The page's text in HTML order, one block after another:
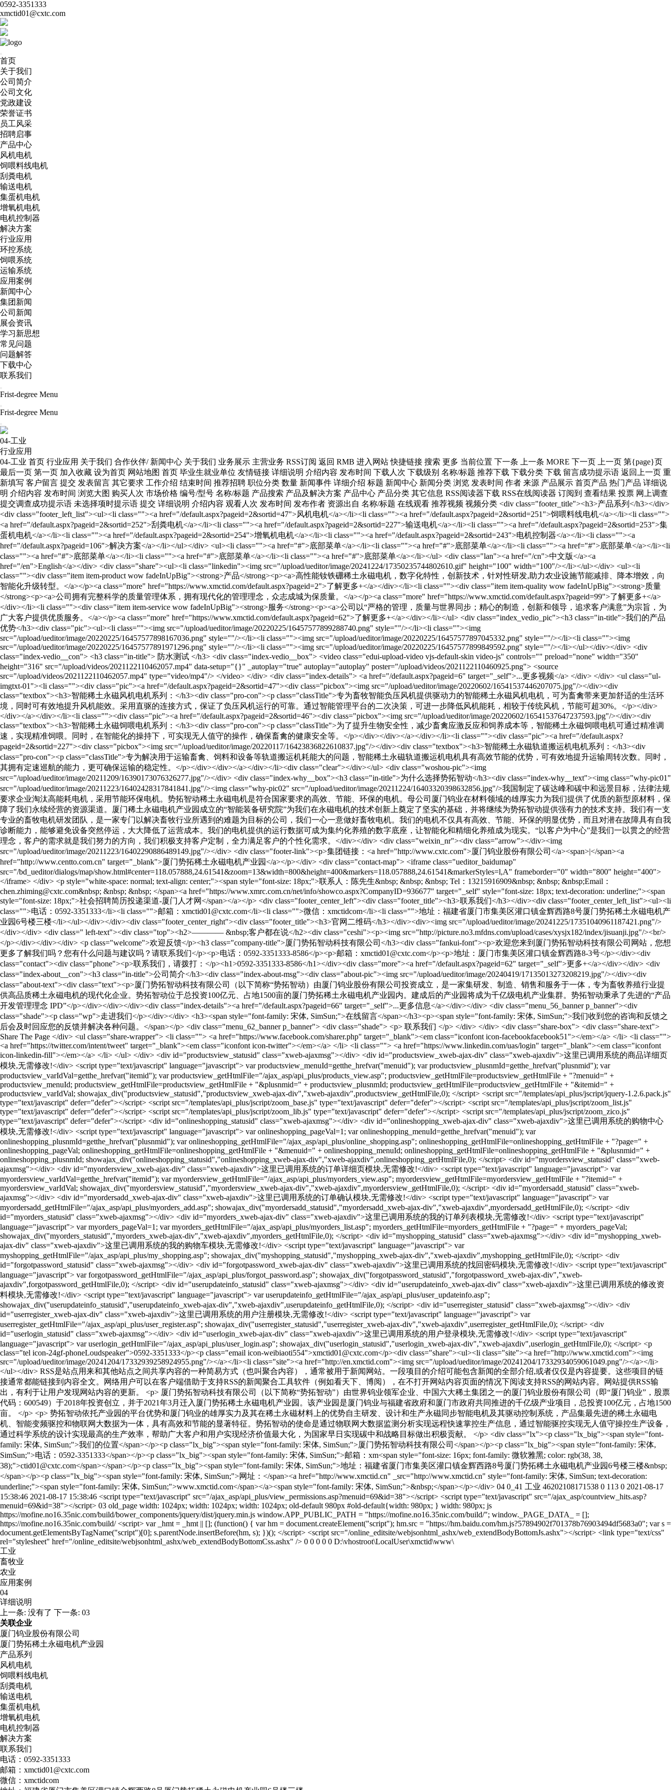
0592-3351333
xmctid01@cxtc.com
首页
关于我们
公司简介
公司文化
党政建设
荣誉证书
员工风采
招聘启事
产品中心
风机电机
饲喂料线电机
刮粪电机
输送电机
集蛋机电机
增氧机电机
电机控制器
解决方案
行业应用
环控系统
饲喂系统
运输系统
应用案例
新闻中心
集团新闻
公司新闻
展会资讯
学习新思想
常见问题
问题解答
下载中心
联系我们
Frist-degree Menu
Frist-degree Menu
04-工业
行业应用
04-工业 首页 行业应用 关于我们 合作伙伴/ 新闻中心 关于我们 业务展示 主营业务 RSS订阅 返回 RMB 进入网站 快捷链接 搜索 更多 当前位置 下一条 上一条 MORE 下一页 上一页 第{page}页 最后一页 第一页 加入收藏 设为首页 网站地图 首页 毕业生就业单位 友情链接 详细说明 介绍内容 发布时间 下载人次 下载级别 名称/标题 推荐下载 下载分类 下载 留言成功提示语 返回上一页 重新填写 客户留言 提交 发表留言 其它要求 工作介绍 结束时间 推荐招聘 职位分类 数量 新闻事件 详细介绍 标题 新闻中心 新闻分类 浏览 发表时间 作者 来源 产品展示 首页产品 热门产品 详细说明 介绍内容 发布时间 浏览大图 购买人次 市场价格 编号/型号 名称/标题 产品搜索 产品及解决方案 产品中心 产品分类 其它信息 RSS阅读器下载 RSS在线阅读器 订阅到 查看结果 投票 网上调查 提交调查成功提示语 未选择项时提示语 提交 详细说明 介绍内容 观看人次 发布时间 发布作者 资源出自 名称/标题 在线观看 推荐视频 视频分类 <div class="footer_title"><h3>产品系列</h3></div><div class="footer_left_list"><ul><li class=""><a href="/default.aspx?pageid=2&sortid=47">风机电机</a></li><li class=""><a href="/default.aspx?pageid=2&sortid=251">饲喂料线电机</a></li><li class=""><a href="/default.aspx?pageid=2&sortid=252">刮粪电机</a></li><li class=""><a href="/default.aspx?pageid=2&sortid=227">输送电机</a></li><li class=""><a href="/default.aspx?pageid=2&sortid=253">集蛋机电机</a></li><li class=""><a href="/default.aspx?pageid=2&sortid=254">增氧机电机</a></li><li class=""><a href="/default.aspx?pageid=2&sortid=243">电机控制器</a></li><li class=""><a href="/default.aspx?pageid=106">解决方案</a></li></ul></div> <ul><li class=""><a href="#">底部菜单</a></li><li class=""><a href="#">底部菜单</a></li><li class=""><a href="#">底部菜单</a></li><li class=""><a href="#">底部菜单</a></li><li class=""><a href="#">底部菜单</a></li><li class=""><a href="#">底部菜单</a></li></ul> <div class="lan"><a href="/cn">中文版</a><a href="/en">English</a></div> <div class="share"><ul><li class="linkedin"><img src="/upload/ueditor/image/20241224/17350235744802610.gif" height="100" width="100"/></li></ul></div> <ul><li class=""><div class="item item-product wow fadeInUpBig"><strong>产品</strong><p><a>高性能钕铁硼稀土永磁电机，数字化特性，创新技术，针对性研发,助力农业设施节能减排、降本增效，向智能化升级转型。</a></p><a class="more" href="https://www.xmctid.com/default.aspx?pageid=2">了解更多+</a></div></li><li class=""><div class="item item-quality wow fadeInUpBig"><strong>质量</strong><p><a>公司拥有完整科学的质量管理体系，拥有现代化的管理理念，众志成城为保质量。</a></p><a class="more" href="https://www.xmctid.com/default.aspx?pageid=99">了解更多+</a></div></li><li class=""><div class="item item-service wow fadeInUpBig"><strong>服务</strong><p><a>公司以“严格的管理，质量与世界同步；精心的制造，创新和领导，追求客户满意”为宗旨，为广大客户提供优质服务。</a></p><a class="more" href="https://www.xmctid.com/default.aspx?pageid=62">了解更多+</a></div></li></ul> <div class="index_vedio_pic"><h3 class="in-title">我们的产品优势</h3><div class="pic"><ul><li class=""><img src="/upload/ueditor/image/20220225/16457577899288740.png" style=""/></li><li class=""><img src="/upload/ueditor/image/20220225/16457577898167036.png" style=""/></li><li class=""><img src="/upload/ueditor/image/20220225/16457577897045332.png" style=""/></li><li class=""><img src="/upload/ueditor/image/20220225/16457577891971296.png" style=""/></li><li class=""><img src="/upload/ueditor/image/20220225/16457577899849592.png" style=""/></li></ul></div></div> <div class="index-vedio__con"> <h3 class="in-title"> 防水测试 </h3> <div class="index-vedio__box"> <video class="edui-upload-video vjs-default-skin video-js" controls="" preload="none" width="350" height="316" src="/upload/videos/2021122110462057.mp4" data-setup="{}" _autoplay="true" autoplay="autoplay" poster="/upload/videos/2021122110460925.png"> <source src="/upload/videos/2021122110462057.mp4" type="video/mp4"/> </video> </div> <div class="index-details"> <a href="/default.aspx?pageid=6" target="_self">...更多视频</a> </div> </div> <ul class="ul-imgtxt-01"><li class=""><div class="pic"><a href="/default.aspx?pageid=2&sortid=47"><div class="picbox"><img src="/upload/ueditor/image/20220602/16541537446207075.jpg"/></div><div class="textbox"><h3>智能稀土永磁风机电机系列：</h3><div class="pro-con"><p class="classTitle">专为畜牧智能负压风机提供驱动力的智能稀土永磁风机电机，可为畜禽带来更加舒适的生活环境，同时可有效地提升风机能效。采用直驱的连接方式，保证了负压风机运行的可靠。通过智能管理平台的二次决策，可进一步降低风机能耗，相较于传统风机，节能可超30%。</p></div></div></a></div></li><li class=""><div class="pic"><a href="/default.aspx?pageid=2&sortid=46"><div class="picbox"><img src="/upload/ueditor/image/20220602/16541537647237593.jpg"/></div><div class="textbox"><h3>智能稀土永磁饲喂电机系列：</h3><div class="pro-con"><p class="classTitle">为了提升生物安全性，减少畜禽应激反应和饲养成本等，智能稀土永磁饲喂电机可通过精准调速，实现精准饲喂。同时，在智能化的操持下，可实现无人值守的操作，确保畜禽的健康安全等。</p></div></div></a></div></li><li class=""><div class="pic"><a href="/default.aspx?pageid=2&sortid=227"><div class="picbox"><img src="/upload/ueditor/image/20220117/16423836822610837.jpg"/></div><div class="textbox"><h3>智能稀土永磁轨道搬运机电机系列：</h3><div class="pro-con"><p class="classTitle">专为解决用于运输畜禽、饲料和设备等轨道搬运机耗能大的问题，智能稀土永磁轨道搬运机电机具有高效节能的优势，可有效地提升运输周转次数。同时，其拥有定速巡航的能力，更可确保运输的稳定性。</p></div></div></a></div></li><div class="clear"></div></ul> <div class="woshou-pic"><img src="/upload/ueditor/image/20211209/16390173076326277.jpg"/></div> <div class="index-why__box"><h3 class="in-title">为什么选择势拓智动</h3><div class="index-why__text"><img class="why-pic01" src="/upload/ueditor/image/20211223/16402428317841841.jpg"/><img class="why-pic02" src="/upload/ueditor/image/20211224/16403320398632856.jpg"/>我国制定了碳达峰和碳中和远景目标，法律法规要求企业淘汰高能耗电机，采用节能环保电机。势拓智动稀土永磁电机是符合国家要求的高效、节能、环保的电机。母公司厦门钨业在材料领域的雄厚实力为我们提供了优质的新型原材料，保障了我们永续经营的资源渠道。厦门稀土永磁电机产业园成立的“智能装备研究院”为我们在永磁电机的技术创新上奠定了坚实的基础，并将继续为势拓智动提供强有力的技术支持。我们有一支专业的畜牧电机研发团队，是一家专门以解决畜牧行业所遇到的难题为目标的公司，我们一心一意做好畜牧电机。我们的电机不仅具有高效、节能、环保的明显优势，而且对潜在故障具有自我诊断能力，能够避免设备突然停运，大大降低了运营成本。我们的电机提供的运行数据可成为集约化养殖的数字底座，让智能化和精细化养殖成为现实。“以客户为中心”是我们一以贯之的经营理念，客户的需求就是我们努力的方向，我们积极支持客户定制，全力满足客户的个性化需求。</div></div> <div class="weixin_nr"><div class="arrow"></div><img src="/upload/ueditor/image/20211223/16402290886489149.jpg"/></div> <div class="footer-link"><p>集团链接：<a href="http://www.cxtc.com">厦门钨业股份有限公司</a><span>|</span><a href="http://www.centto.com.cn" target="_blank">厦门势拓稀土永磁电机产业园</a></p></div> <div class="contact-map"> <iframe class="ueditor_baidumap" src="/bd_ueditor/dialogs/map/show.html#center=118.057888,24.61541&zoom=13&width=800&height=400&markers=118.057888,24.61541&markerStyles=l,A" frameborder="0" width="800" height="400"></iframe> </div> <p style="white-space: normal; text-align: center;"><span style="font-size: 18px;">联系人：陈先生&nbsp; &nbsp; &nbsp; Tel：13215916909&nbsp; &nbsp; &nbsp;Email：chen.zhiming@cxtc.com&nbsp; &nbsp; &nbsp; </span><a href="https://www.xmrc.com.cn/net/info/showco.aspx?CompanyID=936677" target="_self" style="font-size: 18px; text-decoration: underline;"><span style="font-size: 18px;">社会招聘简历投递渠道-厦门人才网</span></a></p> <div class="footer_center_left"><div class="footer_title"><h3>联系我们</h3></div><div class="footer_center_left_list"><ul><li class="">电话：0592-3351333</li><li class="">邮箱：xmctid01@cxtc.com</li><li class="">微信：xmctidcom</li><li class="">地址：福建省厦门市集美区灌口镇金辉西路8号厦门势拓稀土永磁电机产业园6号楼三楼</li></ul></div></div><div class="footer_center_right"><div class="footer_title"><h3>官网二维码</h3></div><div><img src="/upload/ueditor/image/20241225/17351040961187421.png"/></div></div> <div class=" left-text"><div class="top"><h2>———— &nbsp;客户都在说</h2><div class="ceshi"><p><img src="http://picture.no3.mfdns.com/upload/cases/xysjx182/index/jisuanji.jpg"/><br/></p></div></div></div> <p class="welcome">欢迎反馈</p><h3 class="company-title">厦门势拓智动科技有限公司</h3><div class="fankui-font"><p>欢迎您来到厦门势拓智动科技有限公司网站，您想更多了解我们吗？您有什么问题与建议吗？请联系我们</p><p>电话：0592-3351333-8586</p><p>邮箱：xmctid01@cxtc.com</p><p>地址：厦门市集美区灌口镇金辉西路8-3号</p></div><div class="contact"><div class="phone"><p>联系我们，请拨打：</p><h1>0592-3351333-8586</h1></div><div class="more"><a href="/default.aspx?pageid=62" target="_self">更多+</a></div></div> <div class="index-about__con"><h3 class="in-title">公司简介</h3><div class="index-about-msg"><div class="about-pic"><img src="/upload/ueditor/image/20240419/17135013273208219.jpg"/></div><div class="about-text"><div class="text"><p>厦门势拓智动科技有限公司（以下简称“势拓智动）由厦门钨业股份有限公司投资成立，是一家集研发、制造、销售和服务于一体，专为畜牧养殖行业提供高品质稀土永磁电机的现代化企业。势拓智动位于总投资100亿元、占地1500亩的厦门势拓稀土永磁电机产业园内。建成后的产业园将成为千亿级电机产业集群。势拓智动秉承了先进的“产品开发管理理念 IPD”</p></div></div></div><div class="index-details"><a href="/default.aspx?pageid=66" target="_self">...更多信息</a></div></div> <div class="menu_56_banner p_banner"><div class="shade"><p class="wp">走进我们</p></div></div> <h3><span style="font-family: 宋体, SimSun;">在线留言</span></h3><p><span style="font-family: 宋体, SimSun;">我们收到您的咨询和反馈之后会及时回应您的反馈并解决各种问题。</span></p> <div class="menu_62_banner p_banner"> <div class="shade"> <p> 联系我们 </p> </div> </div> <div class="share-box"> <div class="share-text"> Share The Page </div> <ul class="share-wrapper"> <li class=""> <a href="https://www.facebook.com/sharer.php" target="_blank"><em class="iconfont icon-facebookfacebook51"></em></a> </li> <li class=""> <a href="https://twitter.com/intent/tweet" target="_blank"><em class="iconfont icon-twitter"></em></a> </li> <li class=""> <a href="https://www.linkedin.com/uas/login" target="_blank"><em class="iconfont icon-linkedin-fill"></em></a> </li> </ul> </div> <div id="productsview_statusid" class="xweb-ajaxmsg"></div> <div id="productsview_xweb-ajax-div" class="xweb-ajaxdiv">这里已调用系统的商品详细页模块,无需修改!</div> <script type="text/javascript" language="javascript"> var productsview_menuId=getthe_hrefvar("menuid"); var productsview_plusnmId=getthe_hrefvar("plusnmid"); var productsview_varIdVal=getthe_hrefvar("itemid"); var productsview_getHtmlFile="/ajax_asp/api_plus/products_view.asp"; productsview_getHtmlFile=productsview_getHtmlFile + "?menuid=" + productsview_menuId; productsview_getHtmlFile=productsview_getHtmlFile + "&plusnmid=" + productsview_plusnmId; productsview_getHtmlFile=productsview_getHtmlFile + "&itemid=" + productsview_varIdVal; showajax_div("productsview_statusid","productsview_xweb-ajax-div","xweb-ajaxdiv",productsview_getHtmlFile,0); </script> <script src="/templates/api_plus/jscript/jquery-1.2.6.pack.js" type="text/javascript" defer="defer"><
工业
畜牧业
农业
应用案例
04
详细说明
上一条: 没有了 下一条: 03
关联企业
厦门钨业股份有限公司
厦门势拓稀土永磁电机产业园
产品系列
风机电机
饲喂料线电机
刮粪电机
输送电机
集蛋机电机
增氧机电机
电机控制器
解决方案
联系我们
电话：0592-3351333
邮箱：xmctid01@cxtc.com
微信：xmctidcom